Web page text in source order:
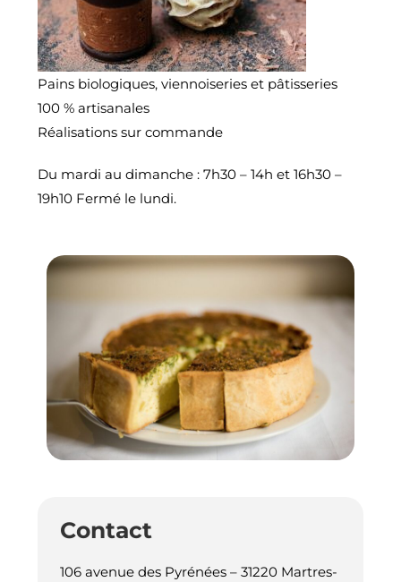
Pains biologiques, viennoiseries et pâtisseries
100 % artisanales
Réalisations sur commande
Du mardi au dimanche : 7h30 – 14h et 16h30 –
19h10 Fermé le lundi.
Contact
106 avenue des Pyrénées – 31220 Martres-